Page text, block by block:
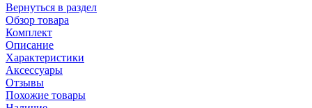
Вернуться в раздел
Обзор товара
Комплект
Описание
Характеристики
Аксессуары
Отзывы
Похожие товары